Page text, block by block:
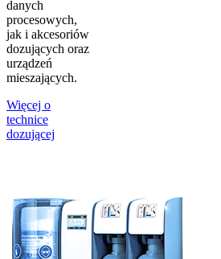
danych
procesowych,
jak i akcesoriów
dozujących oraz
urządzeń
mieszających.
Więcej o
technice
dozującej